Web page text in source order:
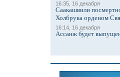
16:35, 16 декабря
Саакашвили
Холбрука орденом
16:14, 16 декабря
Ассанж будет